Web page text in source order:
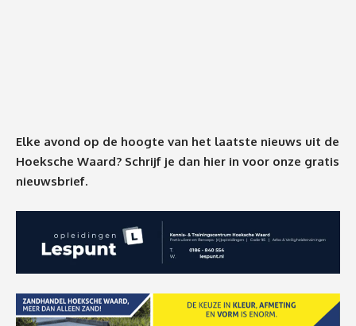
Elke avond op de hoogte van het laatste nieuws uit de
Hoeksche Waard? Schrijf je dan hier in voor onze gratis
nieuwsbrief.